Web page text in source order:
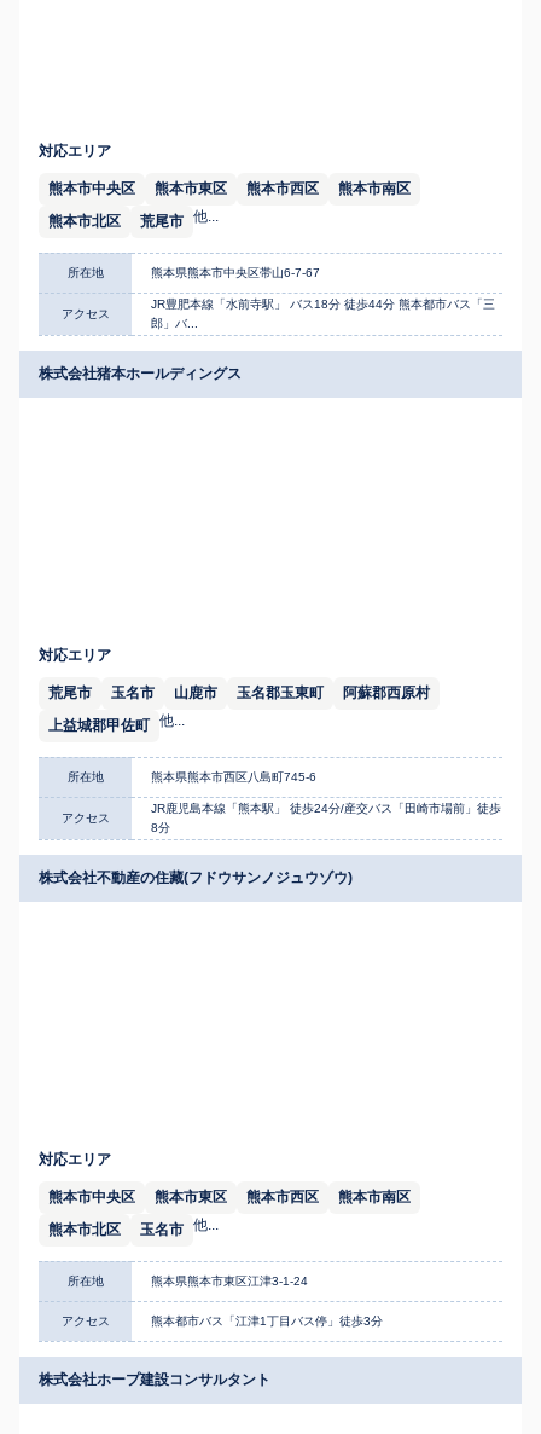
対応エリア
熊本市中央区 熊本市東区 熊本市西区
熊本市南区
熊本市北区
荒尾市 他...
所在地 熊本県熊本市中央区帯山6-7-67
アクセス
JR豊肥本線「水前寺駅」 バス18分 徒歩44分 熊本都市バス「三
郎」バ...
株式会社猪本ホールディングス
対応エリア
荒尾市 玉名市 山鹿市 玉名郡玉東町
阿蘇郡西原村
上益城郡甲佐町 他...
所在地 熊本県熊本市西区八島町745-6
アクセス
JR鹿児島本線「熊本駅」 徒歩24分/産交バス「田崎市場前」徒歩
8分
株式会社不動産の住藏(フドウサンノジュウゾウ)
対応エリア
熊本市中央区 熊本市東区 熊本市西区
熊本市南区
熊本市北区
玉名市 他...
所在地 熊本県熊本市東区江津3-1-24
アクセス 熊本都市バス「江津1丁目バス停」徒歩3分
株式会社ホープ建設コンサルタント